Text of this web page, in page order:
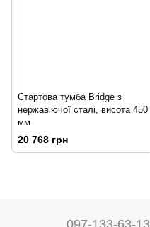
Стартова тумба Bridge з
нержавіючої сталі, висота 450
мм
20 768 грн
097-133-63-13